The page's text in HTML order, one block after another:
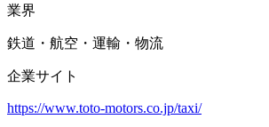
業界
鉄道・航空・運輸・物流
企業サイト
https://www.toto-motors.co.jp/taxi/